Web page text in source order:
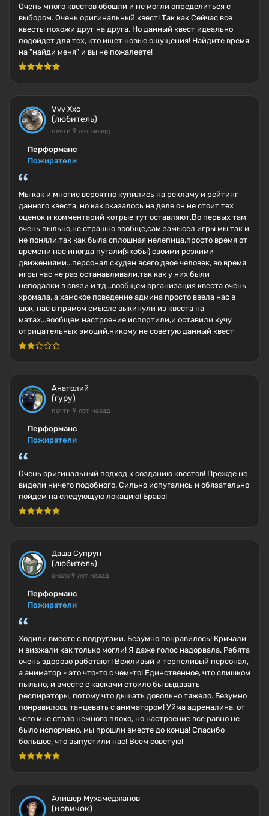
Очень много квестов обошли и не могли определиться с
выбором. Очень оригинальный квест! Так как Сейчас все
квесты похожи друг на друга. Но данный квест идеально
подойдет для тех, кто ищет новые ощущения! Найдите время
на "найди меня" и вы не пожалеете!
Vvv Xxc
(любитель)
почти 9 лет назад
Перформанс
Пожиратели
Мы как и многие вероятно купились на рекламу и рейтинг
данного квеста, но как оказалось на деле он не стоит тех
оценок и комментарий котрые тут оставляют,Во первых там
очень пыльно,не страшно вообще,сам замысел игры мы так и
не поняли,так как была сплошная нелепица,просто время от
времени нас иногда пугали(якобы) своими резкими
движениями...персонал скуден всего двое человек, во время
игры нас не раз останавливали,так как у них были
неподалки в связи и тд...вообщем организация квеста очень
хромала, а хамское поведение админа просто ввела нас в
шок, нас в прямом смысле выкинули из квеста на
матах...вообщем настроение испортили,и оставили кучу
отрицательных эмоций,никому не советую данный квест
Анатолий
(гуру)
почти 9 лет назад
Перформанс
Пожиратели
Очень оригинальный подход к созданию квестов! Прежде не
видели ничего подобного. Сильно испугались и обязательно
пойдем на следующую локацию! Браво!
Даша Супрун
(любитель)
около 9 лет назад
Перформанс
Пожиратели
Ходили вместе с подругами. Безумно понравилось! Кричали
и визжали как только могли! Я даже голос надорвала. Ребята
очень здорово работают! Вежливый и терпеливый персонал,
а аниматор - это что-то с чем-то! Единственное, что слишком
пыльно, и вместе с касками стоило бы выдавать
респираторы, потому что дышать довольно тяжело. Безумно
понравилось танцевать с аниматором! Уйма адреналина, от
чего мне стало немного плохо, но настроение все равно не
было испорчено, мы прошли вместе до конца! Спасибо
большое, что выпустили нас! Всем советую!
Алишер Мухамеджанов
(новичок)